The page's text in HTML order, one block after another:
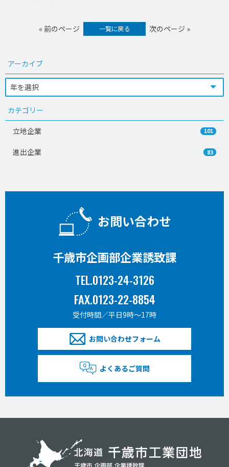
« 前のページ 一覧に戻る 次のページ »
アーカイブ
カテゴリー
立地企業 101
進出企業 83
お問い合わせ
千歳市企画部企業誘致課
TEL.0123-24-3126
FAX.0123-22-8854
受付時間／平日9時〜17時
お問い合わせフォーム
よくあるご質問